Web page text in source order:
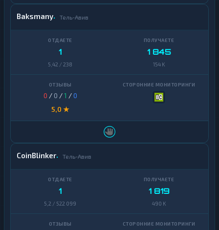
Baksmany Тель-Авив
1
5,42 / 238
1 845
154 K
0 / 0 /1 /0
5,0 ★
CoinBlinker Тель-Авив
1
5,2 / 522 099
1 819
490 K